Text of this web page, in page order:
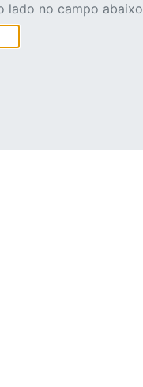
lado no campo abaixo